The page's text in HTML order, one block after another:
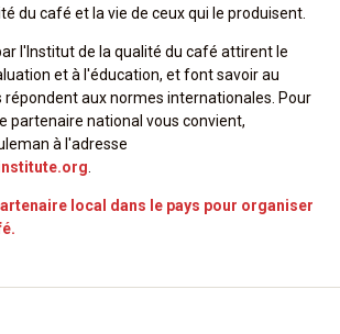
du café et la vie de ceux qui le produisent.
l'Institut de la qualité du café attirent le
et à l'éducation, et font savoir au
répondent aux normes internationales. Pour
partenaire national vous convient,
à l'adresse
.
local dans le pays pour organiser